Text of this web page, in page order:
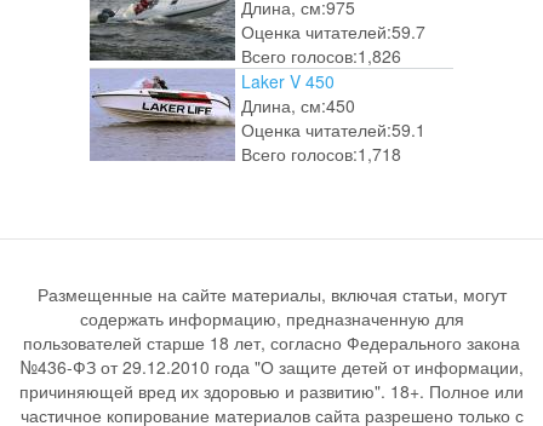
Длина, см:975
Оценка читателей:59.7
Всего голосов:1,826
Laker V 450
Длина, см:450
Оценка читателей:59.1
Всего голосов:1,718
Размещенные на сайте материалы, включая статьи, могут
содержать информацию, предназначенную для
пользователей старше 18 лет, согласно Федерального закона
№436-ФЗ от 29.12.2010 года "О защите детей от информации,
причиняющей вред их здоровью и развитию". 18+. Полное или
частичное копирование материалов сайта разрешено только с